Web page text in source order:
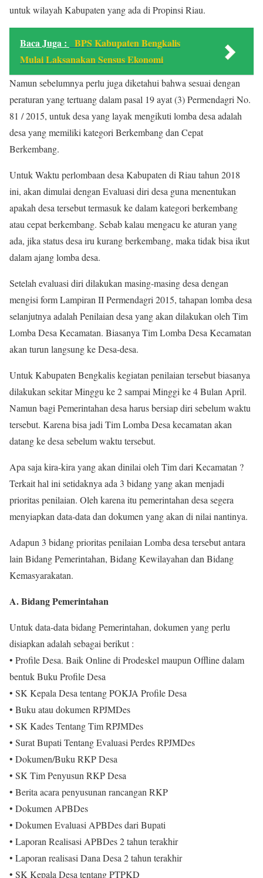
untuk wilayah Kabupaten yang ada di Propinsi Riau.
Baca Juga :
BPS Kabupaten Bengkalis
Mulai Laksanakan Sensus Ekonomi
Namun sebelumnya perlu juga diketahui bahwa sesuai dengan
peraturan yang tertuang dalam pasal 19 ayat (3) Permendagri No.
81 / 2015, untuk desa yang layak mengikuti lomba desa adalah
desa yang memiliki kategori Berkembang dan Cepat
Berkembang.
Untuk Waktu perlombaan desa Kabupaten di Riau tahun 2018
ini, akan dimulai dengan Evaluasi diri desa guna menentukan
apakah desa tersebut termasuk ke dalam kategori berkembang
atau cepat berkembang. Sebab kalau mengacu ke aturan yang
ada, jika status desa iru kurang berkembang, maka tidak bisa ikut
dalam ajang lomba desa.
Setelah evaluasi diri dilakukan masing-masing desa dengan
mengisi form Lampiran II Permendagri 2015, tahapan lomba desa
selanjutnya adalah Penilaian desa yang akan dilakukan oleh Tim
Lomba Desa Kecamatan. Biasanya Tim Lomba Desa Kecamatan
akan turun langsung ke Desa-desa.
Untuk Kabupaten Bengkalis kegiatan penilaian tersebut biasanya
dilakukan sekitar Minggu ke 2 sampai Minggi ke 4 Bulan April.
Namun bagi Pemerintahan desa harus bersiap diri sebelum waktu
tersebut. Karena bisa jadi Tim Lomba Desa kecamatan akan
datang ke desa sebelum waktu tersebut.
Apa saja kira-kira yang akan dinilai oleh Tim dari Kecamatan ?
Terkait hal ini setidaknya ada 3 bidang yang akan menjadi
prioritas penilaian. Oleh karena itu pemerintahan desa segera
menyiapkan data-data dan dokumen yang akan di nilai nantinya.
Adapun 3 bidang prioritas penilaian Lomba desa tersebut antara
lain Bidang Pemerintahan, Bidang Kewilayahan dan Bidang
Kemasyarakatan.
A. Bidang Pemerintahan
Untuk data-data bidang Pemerintahan, dokumen yang perlu
disiapkan adalah sebagai berikut :
• Profile Desa. Baik Online di Prodeskel maupun Offline dalam
bentuk Buku Profile Desa
• SK Kepala Desa tentang POKJA Profile Desa
• Buku atau dokumen RPJMDes
• SK Kades Tentang Tim RPJMDes
• Surat Bupati Tentang Evaluasi Perdes RPJMDes
• Dokumen/Buku RKP Desa
• SK Tim Penyusun RKP Desa
• Berita acara penyusunan rancangan RKP
• Dokumen APBDes
• Dokumen Evaluasi APBDes dari Bupati
• Laporan Realisasi APBDes 2 tahun terakhir
• Laporan realisasi Dana Desa 2 tahun terakhir
• SK Kepala Desa tentang PTPKD